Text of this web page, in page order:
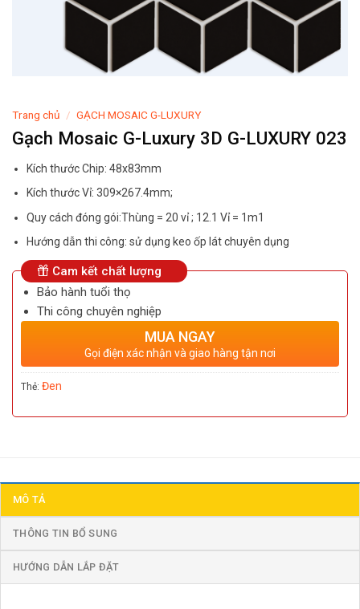
Trang chủ / GẠCH MOSAIC G-LUXURY
Gạch Mosaic G-Luxury 3D G-LUXURY 023
Kích thước Chip: 48x83mm
Kích thước Vỉ: 309×267.4mm;
Quy cách đóng gói:Thùng = 20 vỉ ; 12.1 Vỉ = 1m1
Hướng dẫn thi công: sử dụng keo ốp lát chuyên dụng
Cam kết chất lượng
Bảo hành tuổi thọ
Thi công chuyên nghiệp
MUA NGAY
Gọi điện xác nhận và giao hàng tận nơi
Thẻ: Đen
MÔ TẢ
THÔNG TIN BỔ SUNG
HƯỚNG DẪN LẮP ĐẶT